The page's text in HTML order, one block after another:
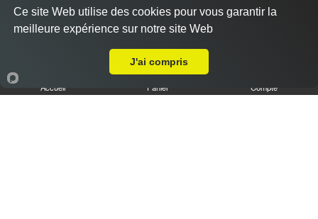
Accueil Panier Compte
Ce site Web utilise des cookies pour vous garantir la
meilleure expérience sur notre site Web
J'ai compris